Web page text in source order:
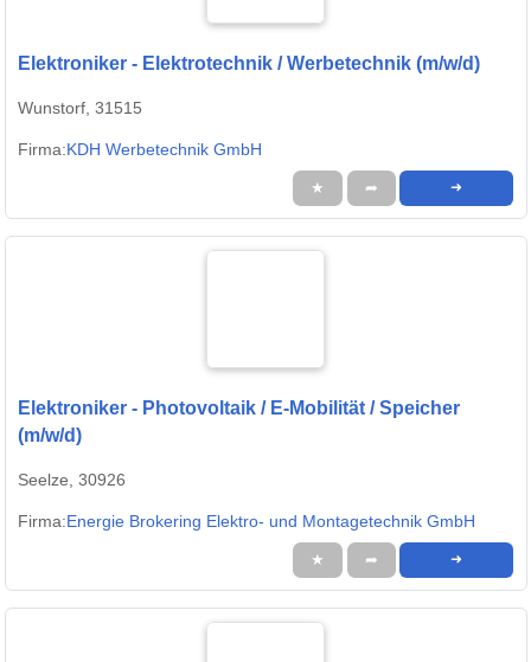
Elektroniker - Elektrotechnik / Werbetechnik (m/w/d)
Wunstorf, 31515
Firma:KDH Werbetechnik GmbH
★ ➦ ➜
Elektroniker - Photovoltaik / E-Mobilität / Speicher
(m/w/d)
Seelze, 30926
Firma:Energie Brokering Elektro- und Montagetechnik GmbH
★ ➦ ➜